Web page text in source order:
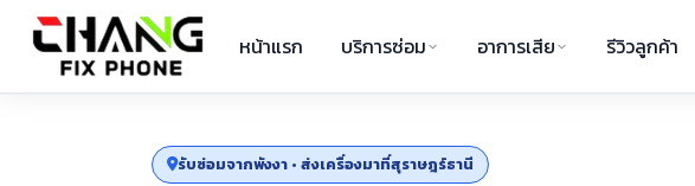
หน้าแรก บริการซ่อม อาการเสีย รีวิวลูกค้า
รับซ่อมจากพังงา • ส่งเครื่องมาที่สุราษฎร์ธานี